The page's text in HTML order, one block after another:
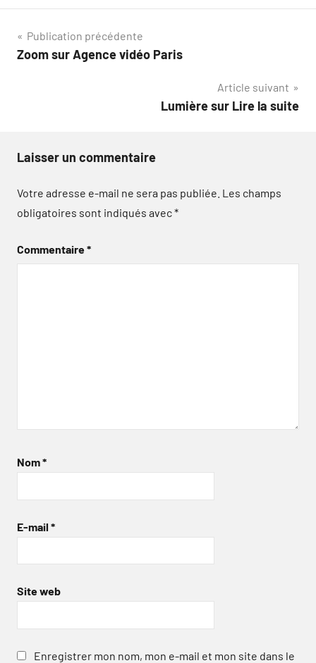
Navigation
de
Publication précédente
Zoom sur Agence vidéo Paris
Article suivant
Lumière sur Lire la suite
Laisser un commentaire
Votre adresse e-mail ne sera pas publiée. Les champs
obligatoires sont indiqués avec*
Commentaire*
Nom*
E-mail *
Site web
Enregistrer mon nom, mon e-mail et mon site dans le